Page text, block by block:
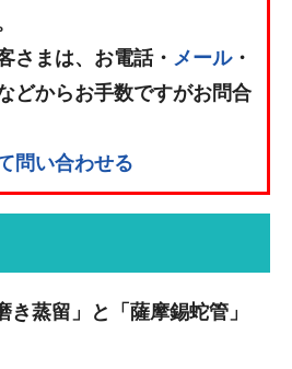
さまは、お電話・ メール・
どからお手数ですがお問合
問い合わせる
き蒸留」と「薩摩錫蛇管」